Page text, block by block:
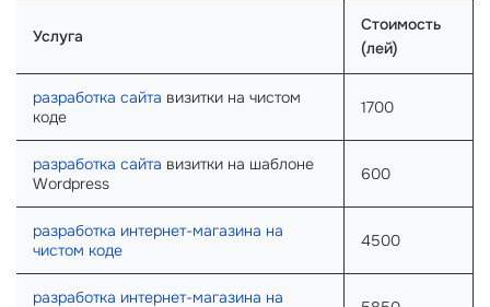
Услуга
Стоимость
(лей)
разработка сайта визитки на чистом
коде
1700
разработка сайта визитки на шаблоне
Wordpress
600
разработка интернет-магазина на
чистом коде
4500
разработка интернет-магазина на